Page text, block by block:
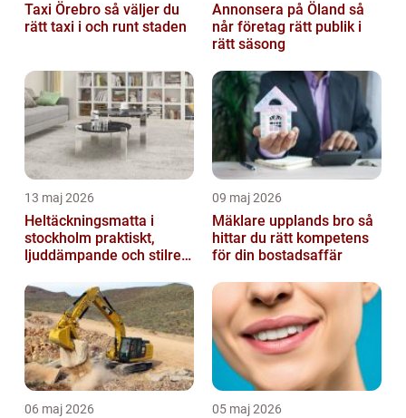
Taxi Örebro så väljer du
rätt taxi i och runt staden
Annonsera på Öland så
når företag rätt publik i
rätt säsong
13 maj 2026
Heltäckningsmatta i
stockholm praktiskt,
ljuddämpande och stilrent
09 maj 2026
Mäklare upplands bro så
hittar du rätt kompetens
för din bostadsaffär
06 maj 2026 05 maj 2026